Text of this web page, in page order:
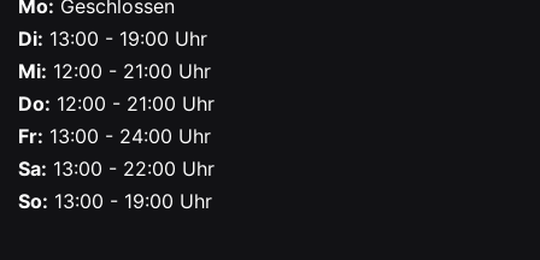
Mo: Geschlossen
Di: 13:00 - 19:00 Uhr
Mi: 12:00 - 21:00 Uhr
Do: 12:00 - 21:00 Uhr
Fr: 13:00 - 24:00 Uhr
Sa: 13:00 - 22:00 Uhr
So: 13:00 - 19:00 Uhr